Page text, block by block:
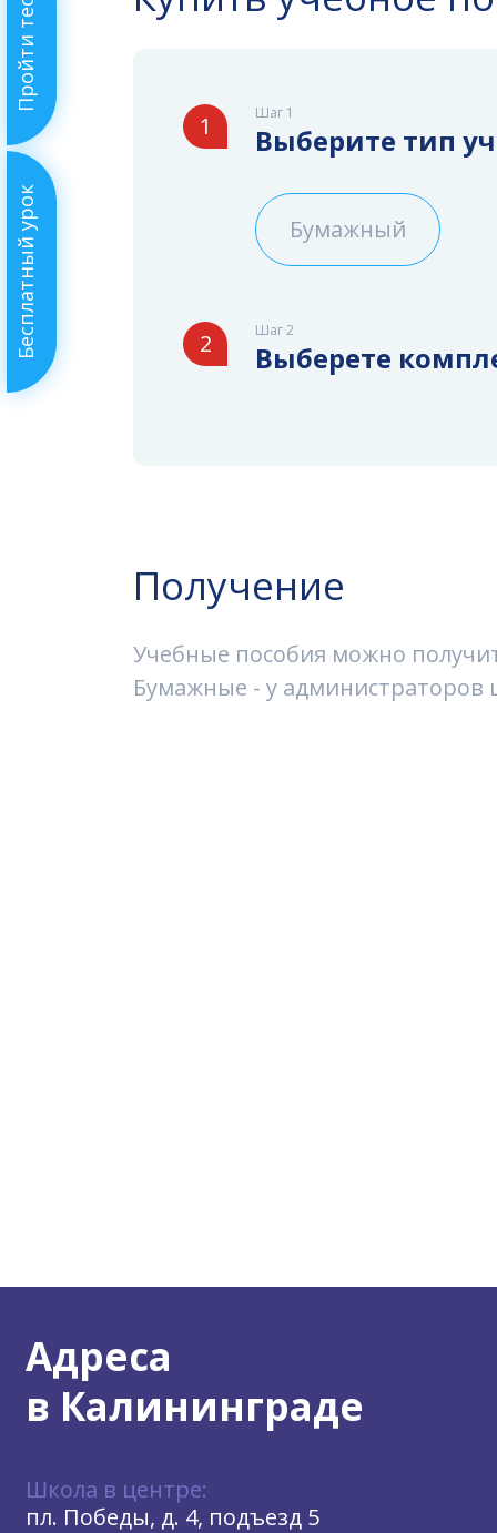
Бесплатный урок
Пройти тест
Шаг 1
1 Выберите тип
Бумажный
Шаг 2
2 Выберете
Получение
Учебные пособия можно
Бумажные - у
Адреса
в Калининграде
Школа в центре:
пл. Победы, д. 4, подъезд 5